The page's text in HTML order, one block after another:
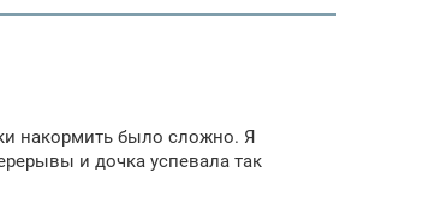
накормить было сложно. Я
и дочка успевала так